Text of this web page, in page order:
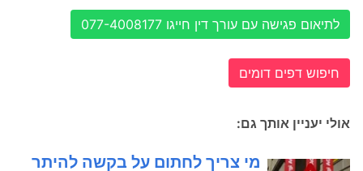
לתיאום פגישה עם עורך דין חייגו 077-4008177
חיפוש דפים דומים
אולי יעניין אותך גם:
מי צריך לחתום על בקשה להיתר